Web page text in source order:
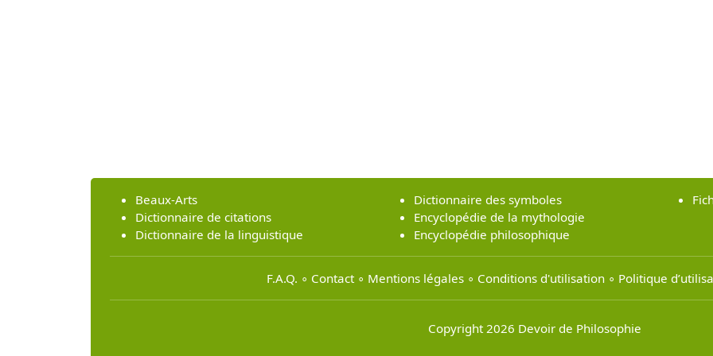
Beaux-Arts
Dictionnaire de citations
Dictionnaire de la linguistique
Dictionnaire des symboles
Encyclopédie de la mythologie
Encyclopédie philosophique
F.A.Q. ∘ Contact∘ Mentions légales∘ Conditions d'utilisation∘ Politique
Copyright 2026 Devoir de Philosophie